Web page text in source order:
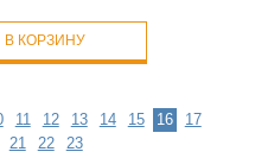
В КОРЗИНУ
11 12 13 14 15 16
17
21 22 23